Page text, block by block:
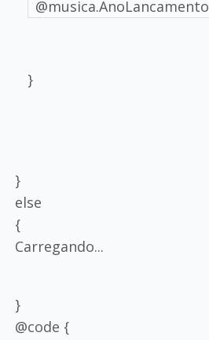
@musica.AnoLancamento
}
}
else
{
Carregando...
}
@code {